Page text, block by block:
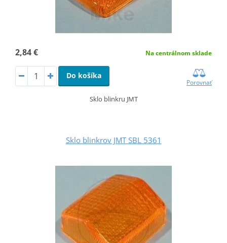
2,84 € Na centrálnom sklade
Do košíka
Porovnať
Sklo blinkru JMT
Sklo blinkrov JMT SBL 5361